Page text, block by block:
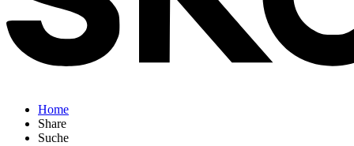
Home
Share
Suche